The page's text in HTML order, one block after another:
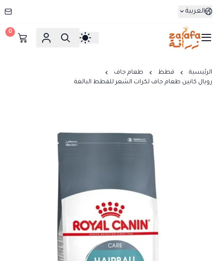
العربية
زرافة
0
الرئيسية قطط
طعام جاف
رويال كانين طعام جاف لكرات الشعر للقطط البالغة